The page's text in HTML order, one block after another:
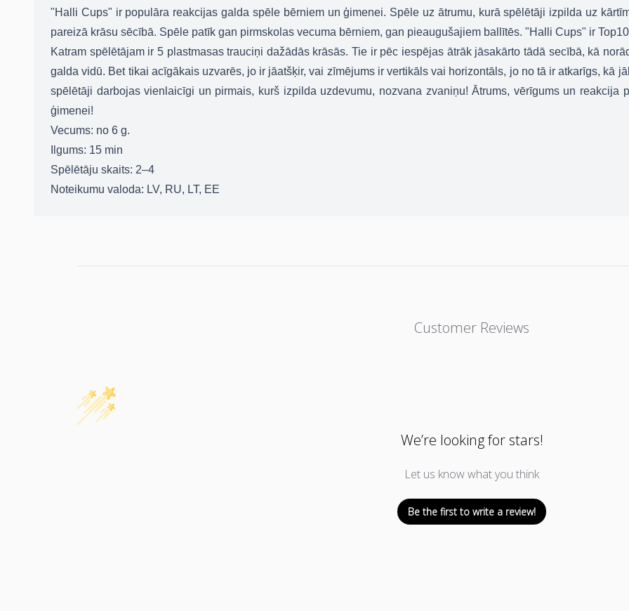
"Halli Cups" ir populāra reakcijas galda spēle bērniem un ģimenei. Spēle uz ātrumu, kurā spēlētāji izpilda uz
pareizā krāsu sēcībā. Spēle patīk gan pirmskolas vecuma bērniem, gan pieaugušajiem ballītēs. "Halli Cups" ir
Katram spēlētājam ir 5 plastmasas trauciņi dažādās krāsās. Tie ir pēc iespējas ātrāk jāsakārto tādā secībā, kā
galda vidū. Bet tikai acīgākais uzvarēs, jo ir jāatšķir, vai zīmējums ir vertikāls vai horizontāls, jo no tā ir atkarīgs, kā
spēlētāji darbojas vienlaicīgi un pirmais, kurš izpilda uzdevumu, nozvana zvaniņu! Ātrums, vērīgums un reakcija
ģimenei!
Vecums: no 6 g.
Ilgums: 15 min
Spēlētāju skaits: 2–4
Noteikumu valoda: LV, RU, LT, EE
Customer Reviews
We’re looking for stars!
Let us know what you think
Be the first to write a review!